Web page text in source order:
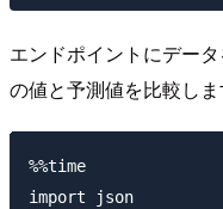
エンドポイントにデー
の値と予測値を比較しま
%%time
import json